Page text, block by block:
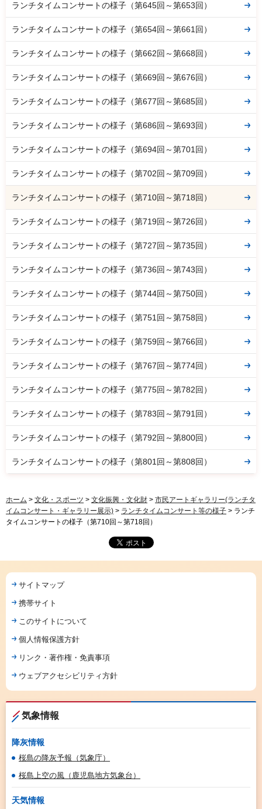
ランチタイムコンサートの様子（第645回～第653回）
ランチタイムコンサートの様子（第654回～第661回）
ランチタイムコンサートの様子（第662回～第668回）
ランチタイムコンサートの様子（第669回～第676回）
ランチタイムコンサートの様子（第677回～第685回）
ランチタイムコンサートの様子（第686回～第693回）
ランチタイムコンサートの様子（第694回～第701回）
ランチタイムコンサートの様子（第702回～第709回）
ランチタイムコンサートの様子（第710回～第718回）
ランチタイムコンサートの様子（第719回～第726回）
ランチタイムコンサートの様子（第727回～第735回）
ランチタイムコンサートの様子（第736回～第743回）
ランチタイムコンサートの様子（第744回～第750回）
ランチタイムコンサートの様子（第751回～第758回）
ランチタイムコンサートの様子（第759回～第766回）
ランチタイムコンサートの様子（第767回～第774回）
ランチタイムコンサートの様子（第775回～第782回）
ランチタイムコンサートの様子（第783回～第791回）
ランチタイムコンサートの様子（第792回～第800回）
ランチタイムコンサートの様子（第801回～第808回）
ホーム > 文化・スポーツ > 文化振興・文化財 > 市民アートギャラリー(ランチタ
イムコンサート・ギャラリー展示) > ランチタイムコンサート等の様子 > ランチ
タイムコンサートの様子（第710回～第718回）
サイトマップ
携帯サイト
このサイトについて
個人情報保護方針
リンク・著作権・免責事項
ウェブアクセシビリティ方針
気象情報
降灰情報
桜島の降灰予報（気象庁）
桜島上空の風（鹿児島地方気象台）
天気情報